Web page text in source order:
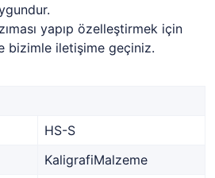
yapıp özelleştirmek için
bizimle iletişime geçiniz.
HS-S
KaligrafiMalzeme